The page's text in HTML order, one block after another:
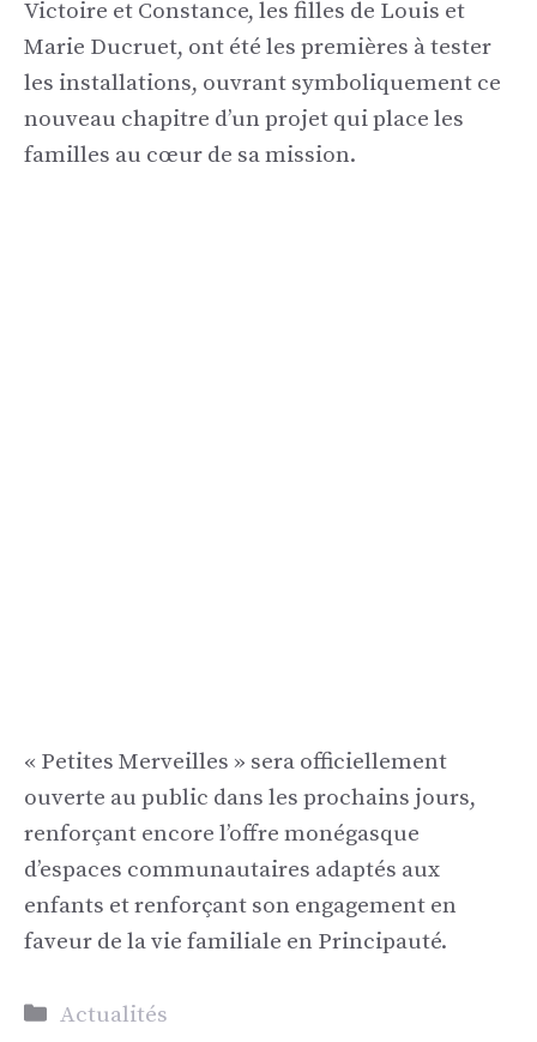
Victoire et Constance, les filles de Louis et
Marie Ducruet, ont été les premières à tester
les installations, ouvrant symboliquement ce
nouveau chapitre d’un projet qui place les
familles au cœur de sa mission.
« Petites Merveilles » sera officiellement
ouverte au public dans les prochains jours,
renforçant encore l’offre monégasque
d’espaces communautaires adaptés aux
enfants et renforçant son engagement en
faveur de la vie familiale en Principauté.
Catégories
Actualités